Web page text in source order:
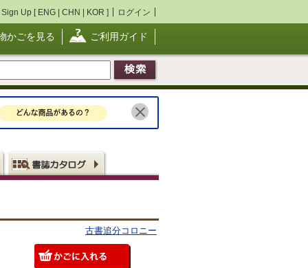
Sign Up [ ENG | CHN | KOR ] ログイン
かごを見る ご利用ガイド
古書追分コロニー